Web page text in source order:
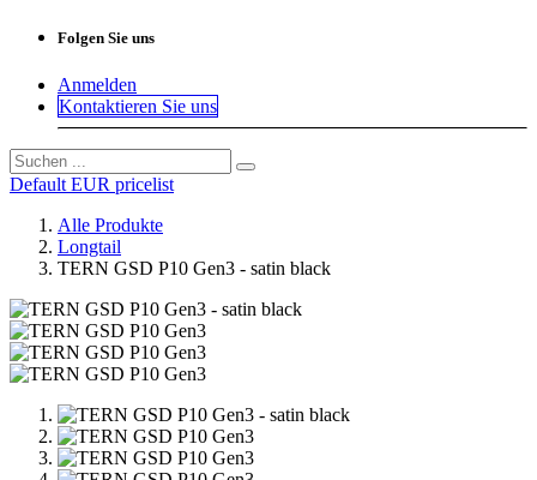
Folgen Sie uns
Anmelden
Kontaktieren Sie uns
Default EUR pricelist
Alle Produkte
Longtail
TERN GSD P10 Gen3 - satin black